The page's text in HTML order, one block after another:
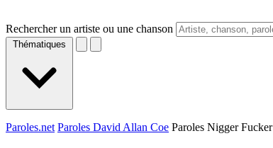
Rechercher un artiste ou une chanson
Thématiques
Paroles.net Paroles David Allan Coe Paroles Nigger Fucker